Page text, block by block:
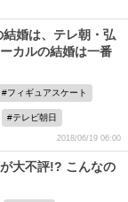
婚は、テレ朝・弘
カルの結婚は一番
フィギュアスケート
テレビ朝日
2018/06/19 06:00
大不評!? こんなの